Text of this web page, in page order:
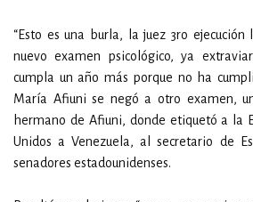
“Esto es una burla, la juez 3ro
nuevo examen psicológico, ya
cumpla un año más porque no ha
María Afiuni se negó a otro examen,
hermano de Afiuni, donde etiquetó a la
Unidos a Venezuela, al secretario de
senadores estadounidenses.